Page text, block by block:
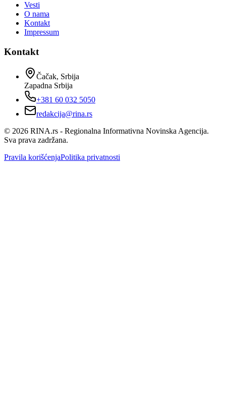
Vesti
O nama
Kontakt
Impressum
Kontakt
Čačak, Srbija
Zapadna Srbija
+381 60 032 5050
redakcija@rina.rs
© 2026 RINA.rs - Regionalna Informativna Novinska Agencija.
Sva prava zadržana.
Pravila korišćenjaPolitika privatnosti